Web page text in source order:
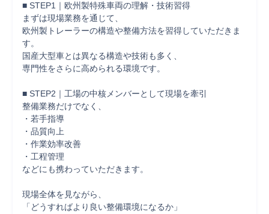
■ STEP1｜欧州製特殊車両の理解・技術習得
まずは現場業務を通じて、
欧州製トレーラーの構造や整備方法を習得していただきま
す。
国産大型車とは異なる構造や技術も多く、
専門性をさらに高められる環境です。
■ STEP2｜工場の中核メンバーとして現場を牽引
整備業務だけでなく、
・若手指導
・品質向上
・作業効率改善
・工程管理
などにも携わっていただきます。
現場全体を見ながら、
「どうすればより良い整備環境になるか」